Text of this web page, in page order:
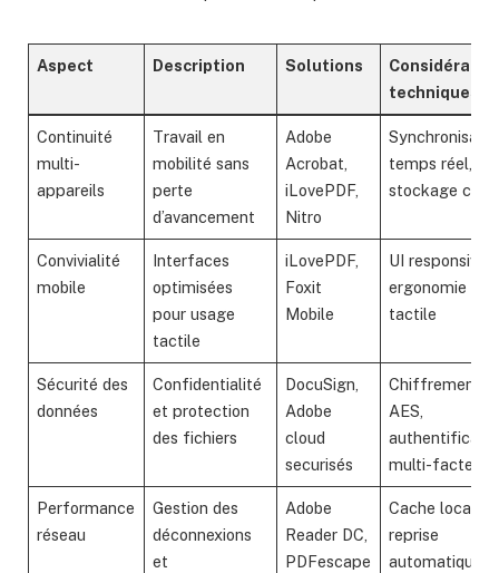
Aspect Description Solutions
techniques
Continuité
multi-
appareils
Travail en
mobilité sans
perte
d’avancement
Adobe
Acrobat,
iLovePDF,
Nitro
temps réel,
stockage
Convivialité
mobile
Interfaces
optimisées
pour usage
tactile
iLovePDF,
Foxit
Mobile
UI responsive,
ergonomie
tactile
Sécurité des
données
Confidentialité
et protection
des fichiers
DocuSign,
Adobe
cloud
securisés
Chiffrement
AES,
multi-facteurs
Performance
réseau
Gestion des
déconnexions
et
Adobe
Reader DC,
PDFescape
Cache local,
reprise
automatique